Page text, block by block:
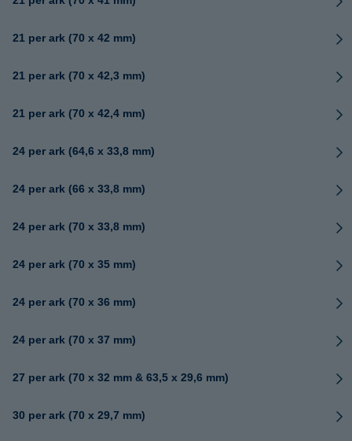
21 per ark (70 x 42 mm)
21 per ark (70 x 42,3 mm)
21 per ark (70 x 42,4 mm)
24 per ark (64,6 x 33,8 mm)
24 per ark (66 x 33,8 mm)
24 per ark (70 x 33,8 mm)
24 per ark (70 x 35 mm)
24 per ark (70 x 36 mm)
24 per ark (70 x 37 mm)
27 per ark (70 x 32 mm & 63,5 x 29,6 mm)
30 per ark (70 x 29,7 mm)